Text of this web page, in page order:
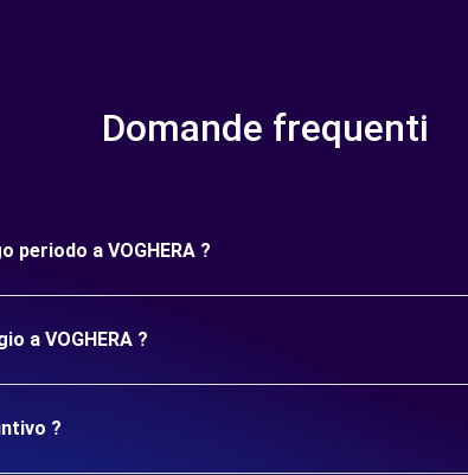
Domande frequenti
periodo a VOGHERA ?
a VOGHERA ?
?